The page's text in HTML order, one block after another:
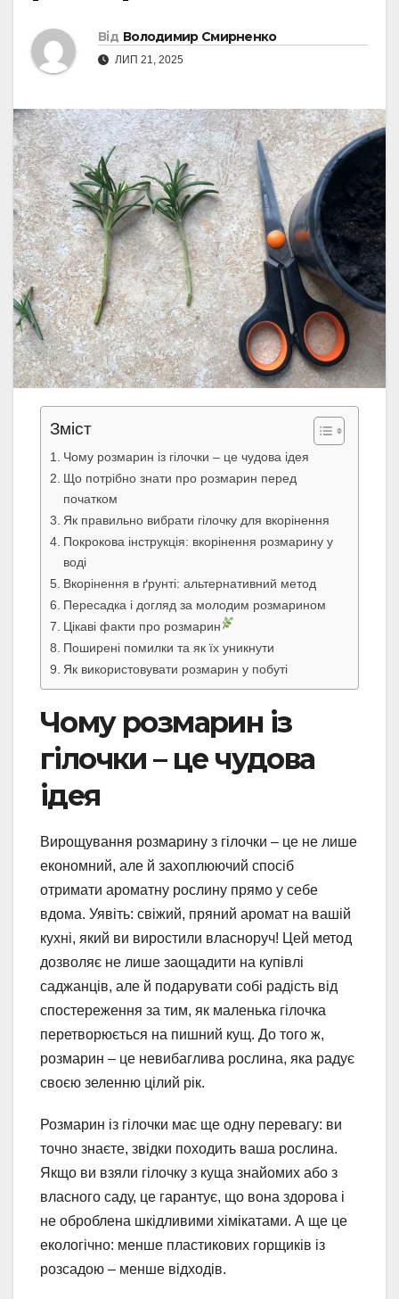
Від Володимир Смирненко
ЛИП 21, 2025
Зміст
Чому розмарин із гілочки – це чудова ідея
Що потрібно знати про розмарин перед
початком
Як правильно вибрати гілочку для вкорінення
Покрокова інструкція: вкорінення розмарину у
воді
Вкорінення в ґрунті: альтернативний метод
Пересадка і догляд за молодим розмарином
Цікаві факти про розмарин
Поширені помилки та як їх уникнути
Як використовувати розмарин у побуті
Чому розмарин із
гілочки – це чудова
ідея
Вирощування розмарину з гілочки – це не лише
економний, але й захоплюючий спосіб
отримати ароматну рослину прямо у себе
вдома. Уявіть: свіжий, пряний аромат на вашій
кухні, який ви виростили власноруч! Цей метод
дозволяє не лише заощадити на купівлі
саджанців, але й подарувати собі радість від
спостереження за тим, як маленька гілочка
перетворюється на пишний кущ. До того ж,
розмарин – це невибаглива рослина, яка радує
своєю зеленню цілий рік.
Розмарин із гілочки має ще одну перевагу: ви
точно знаєте, звідки походить ваша рослина.
Якщо ви взяли гілочку з куща знайомих або з
власного саду, це гарантує, що вона здорова і
не оброблена шкідливими хімікатами. А ще це
екологічно: менше пластикових горщиків із
розсадою – менше відходів.